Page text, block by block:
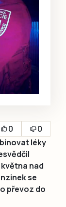
0
0
léky
nad
se
převoz do